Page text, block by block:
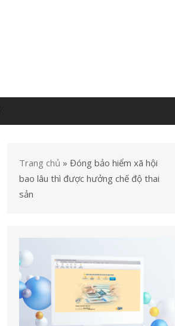
Trang chủ » Đóng bảo hiểm xã hội
bao lâu thì được hưởng chế độ thai
sản